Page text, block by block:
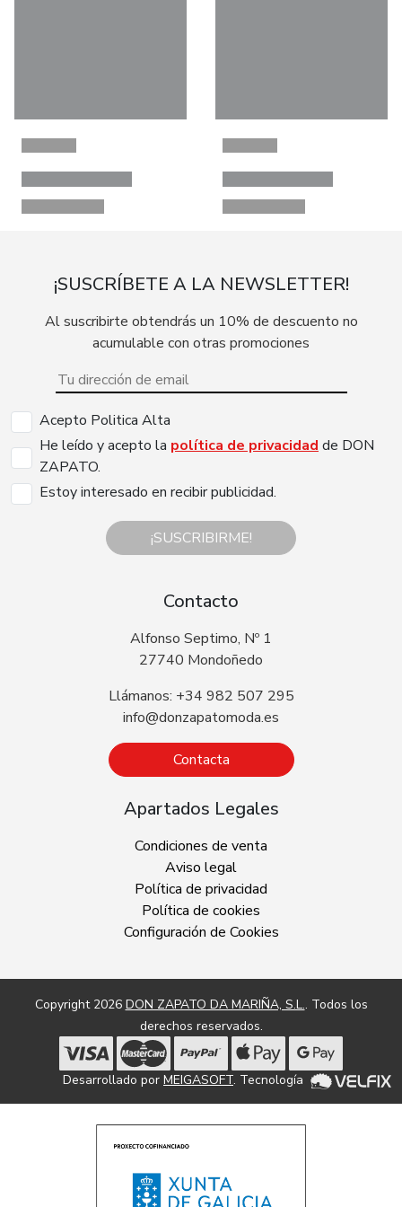
¡SUSCRÍBETE A LA NEWSLETTER!
Al suscribirte obtendrás un 10% de descuento no
acumulable con otras promociones
Acepto Politica Alta
He leído y acepto la política de privacidad de DON
ZAPATO.
Estoy interesado en recibir publicidad.
¡SUSCRIBIRME!
Contacto
Alfonso Septimo, Nº 1
27740 Mondoñedo
Llámanos: +34 982 507 295
info@donzapatomoda.es
Contacta
Apartados Legales
Condiciones de venta
Aviso legal
Política de privacidad
Política de cookies
Configuración de Cookies
Copyright 2026 DON ZAPATO DA MARIÑA, S.L.. Todos los
derechos reservados.
Desarrollado por MEIGASOFT. Tecnología